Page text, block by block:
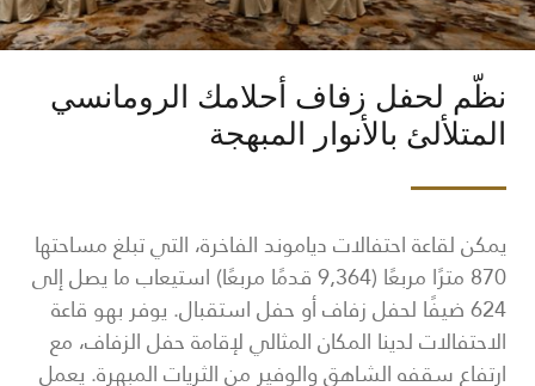
نظّم لحفل زفاف أحلامك الرومانسي
المتلألئ بالأنوار المبهجة
يمكن لقاعة احتفالات دياموند الفاخرة، التي تبلغ مساحتها
870 مترًا مربعًا (9,364 قدمًا مربعًا) استيعاب ما يصل إلى
624 ضيفًا لحفل زفاف أو حفل استقبال. يوفر بهو قاعة
الاحتفالات لدينا المكان المثالي لإقامة حفل الزفاف، مع
ارتفاع سقفه الشاهق والوفير من الثريات المبهرة. يعمل